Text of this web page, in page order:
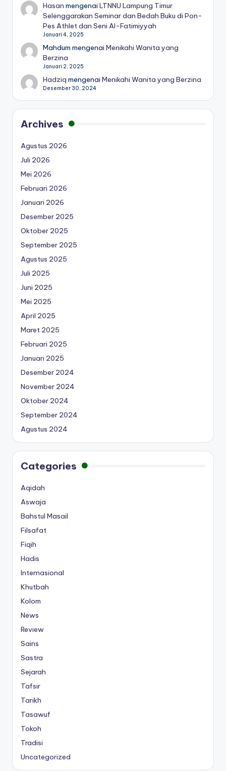
Hasan mengenaiLTNNU Lampung Timur
Selenggarakan Seminar dan Bedah Buku di Pon-
Pes Athlet dan Seni Al-Fatimiyyah
Januari 4, 2025
Mahdum mengenaiMenikahi Wanita yang
Berzina
Januari 2, 2025
Hadziq mengenaiMenikahi Wanita yang Berzina
Desember 30, 2024
Archives
Agustus 2026
Juli 2026
Mei 2026
Februari 2026
Januari 2026
Desember 2025
Oktober 2025
September 2025
Agustus 2025
Juli 2025
Juni 2025
Mei 2025
April 2025
Maret 2025
Februari 2025
Januari 2025
Desember 2024
November 2024
Oktober 2024
September 2024
Agustus 2024
Categories
Aqidah
Aswaja
Bahstul Masail
Filsafat
Fiqih
Hadis
Internasional
Khutbah
Kolom
News
Review
Sains
Sastra
Sejarah
Tafsir
Tarikh
Tasawuf
Tokoh
Tradisi
Uncategorized